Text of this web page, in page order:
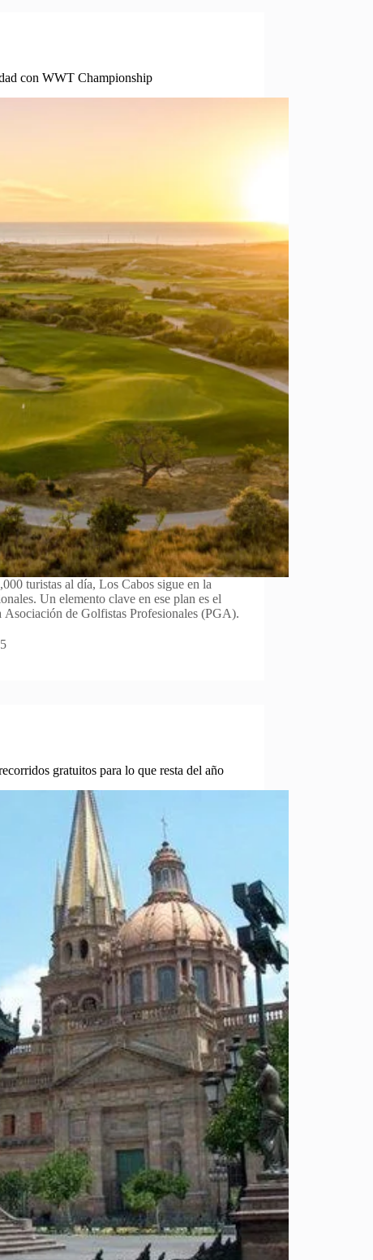
con WWT Championship
turistas al día, Los Cabos sigue en la
Un elemento clave en ese plan es el
de Golfistas Profesionales (PGA).
gratuitos para lo que resta del año